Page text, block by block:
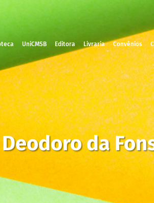
UniCMSB Editora Livraria Convênios
da